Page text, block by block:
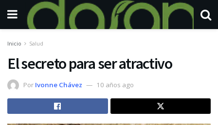
Inicio Salud
El secreto para ser atractivo
Por Ivonne Chávez 10 años ago